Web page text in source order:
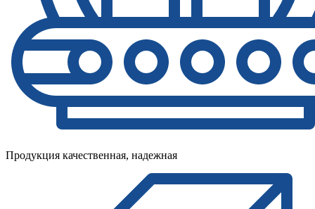
Продукция качественная, надежная